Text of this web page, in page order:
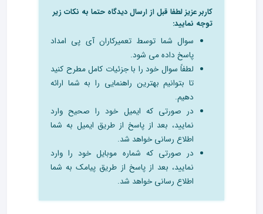
کاربر عزیز لطفا قبل از ارسال دیدگاه حتما به نکات زیر
توجه نمایید:
سوال شما توسط تعمیرکاران آی پی امداد
پاسخ داده می شود.
لطفاً سوال خود را با جزئیات کامل مطرح کنید
تا بتوانیم بهترین راهنمایی را به شما ارائه
دهیم.
در صورتی که ایمیل خود را صحیح وارد
نمایید، بعد از پاسخ از طریق ایمیل به شما
اطلاع رسانی خواهد شد.
در صورتی که شماره موبایل خود را وارد
نمایید، بعد از پاسخ از طریق پیامک به شما
اطلاع رسانی خواهد شد.